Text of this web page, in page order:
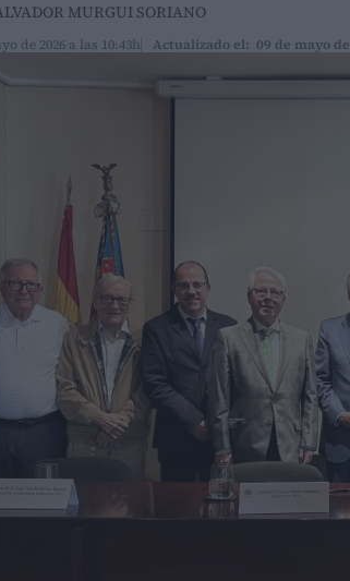
MURGUI SORIANO
de 2026 a las 10:43h Actualizado el: 09 de mayo de